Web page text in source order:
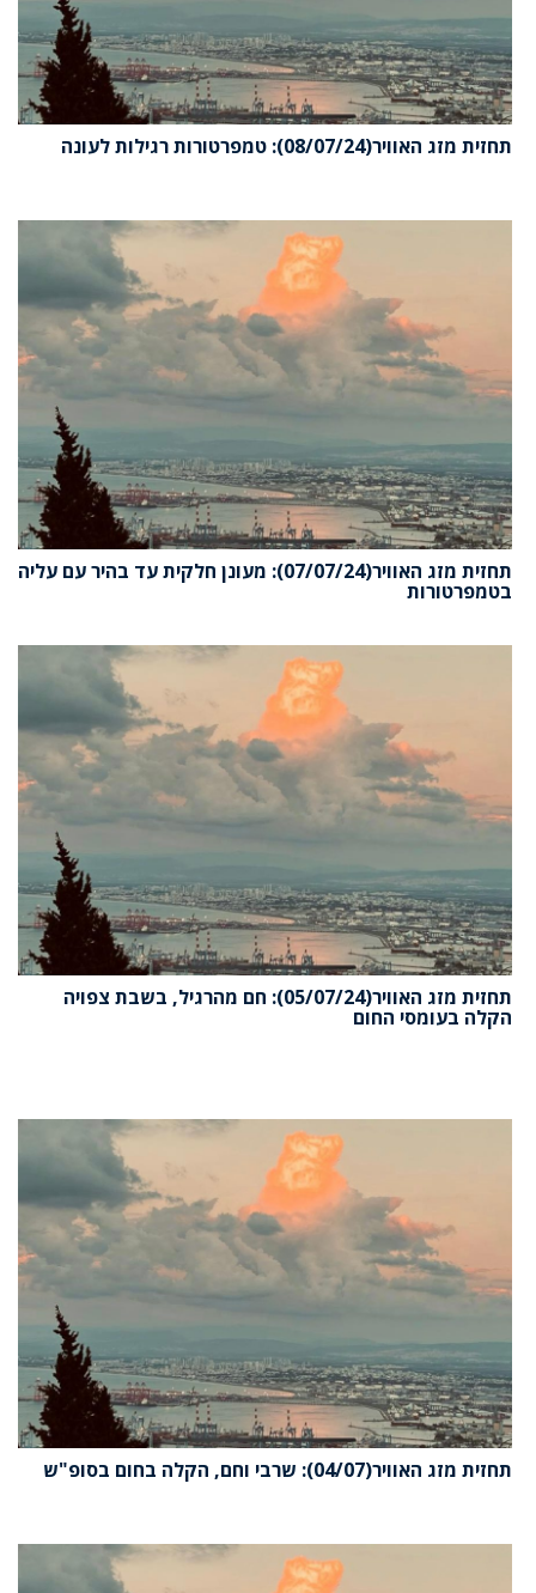
תחזית מזג האוויר(08/07/24): טמפרטורות רגילות לעונה
תחזית מזג האוויר(07/07/24): מעונן חלקית עד בהיר עם עליה
בטמפרטורות
תחזית מזג האוויר(05/07/24): חם מהרגיל, בשבת צפויה
הקלה בעומסי החום
תחזית מזג האוויר(04/07): שרבי וחם, הקלה בחום בסופ"ש